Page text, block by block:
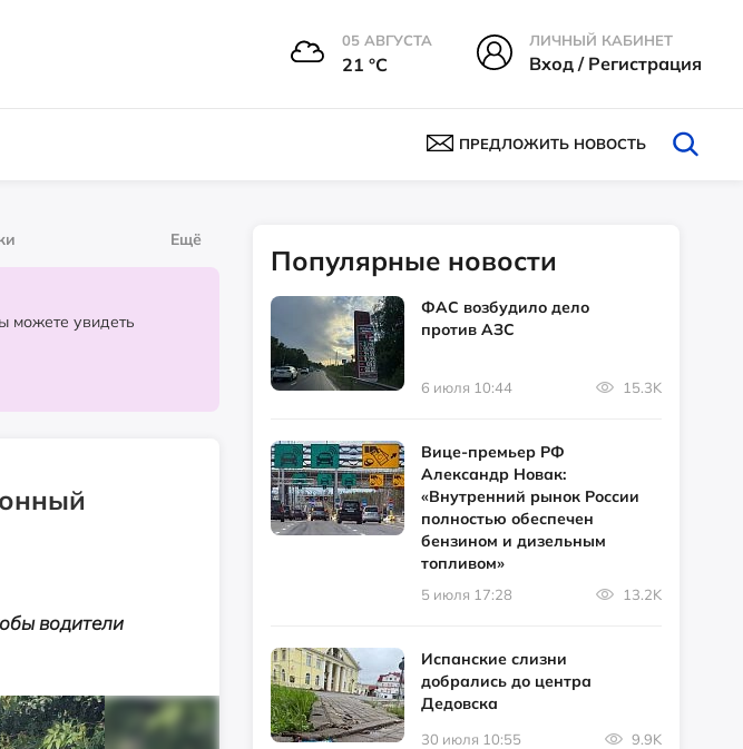
05 АВГУСТА
21 °С
ЛИЧНЫЙ КАБИНЕТ
Вход / Регистрация
ПРЕДЛОЖИТЬ НОВОСТЬ
Ещё
водители
Популярные новости
ФАС возбудило дело
против АЗС
6 июля 10:44 15.3K
Вице-премьер РФ
Александр Новак:
«Внутренний рынок России
полностью обеспечен
бензином и дизельным
топливом»
5 июля 17:28 13.2K
Испанские слизни
добрались до центра
Дедовска
30 июля 10:55 9.9K